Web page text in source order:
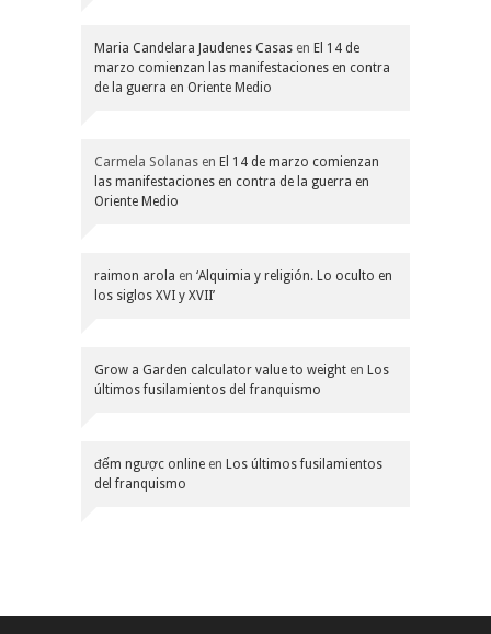
Maria Candelara Jaudenes Casas en El 14 de
marzo comienzan las manifestaciones en contra
de la guerra en Oriente Medio
Carmela Solanas en El 14 de marzo comienzan
las manifestaciones en contra de la guerra en
Oriente Medio
raimon arola en ‘Alquimia y religión. Lo oculto en
los siglos XVI y XVII’
Grow a Garden calculator value to weight en Los
últimos fusilamientos del franquismo
đếm ngược online en Los últimos fusilamientos
del franquismo